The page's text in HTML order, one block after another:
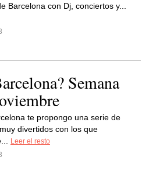
Barcelona con Dj, conciertos y...
Semana
te propongo una serie de
divertidos con los que
Leer el resto